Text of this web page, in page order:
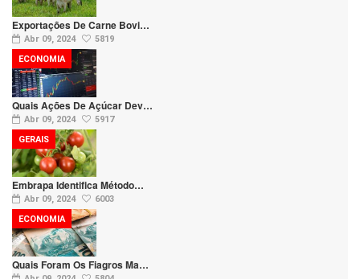
Exportações De Carne Bovi…
Abr 09, 2024 5819
Quais Ações De Açúcar Dev…
Abr 09, 2024 5917
ECONOMIA
Embrapa Identifica Método…
Abr 09, 2024 6003
GERAIS
Quais Foram Os Fiagros Ma…
ECONOMIA